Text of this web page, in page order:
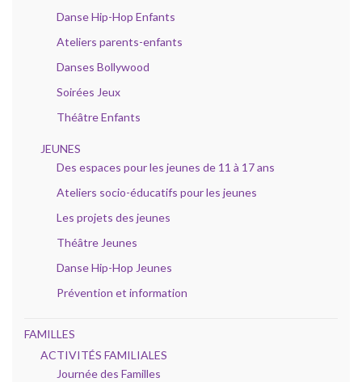
Danse Hip-Hop Enfants
Ateliers parents-enfants
Danses Bollywood
Soirées Jeux
Théâtre Enfants
JEUNES
Des espaces pour les jeunes de 11 à 17 ans
Ateliers socio-éducatifs pour les jeunes
Les projets des jeunes
Théâtre Jeunes
Danse Hip-Hop Jeunes
Prévention et information
FAMILLES
ACTIVITÉS FAMILIALES
Journée des Familles